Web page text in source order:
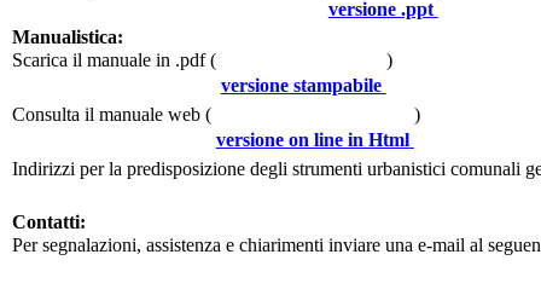
versione .ppt
Manualistica:
Scarica il manuale in .pdf ( versione stampabile )
Consulta il manuale web ( versione on line in Html )
Indirizzi per la predisposizione degli strumenti urbanistici comunali
Contatti:
Per segnalazioni, assistenza e chiarimenti inviare una e-mail al